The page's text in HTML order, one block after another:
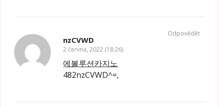
nzCVWD
2 června, 2022 (18:26)
에볼루션카지노
482nzCVWD^=,
Odpovědět